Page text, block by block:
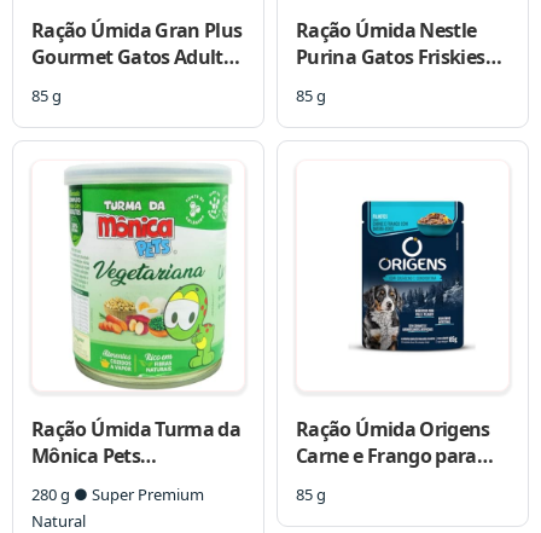
Ração Úmida Gran Plus
Gourmet Gatos Adultos
85 g
Ração Úmida Nestle
Purina Gatos Friskies
85 g
Ração Úmida Turma da
Mônica Pets
Vegetariana 280g Para
Cães Adultos
280 g ● Super Premium
Natural
Ração Úmida Origens
Carne e Frango para
85 g